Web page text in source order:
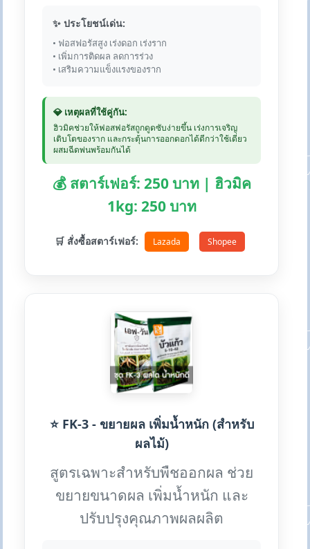
✨ ประโยชน์เด่น:
• ฟอสฟอรัสสูง เร่งดอก เร่งราก
• เพิ่มการติดผล ลดการร่วง
• เสริมความแข็งแรงของราก
💎 เหตุผลที่ใช้คู่กัน:
ฮิวมิคช่วยให้ฟอสฟอรัสถูกดูดซับง่ายขึ้น เร่งการเจริญ
เติบโตของราก และกระตุ้นการออกดอกได้ดีกว่าใช้เดี่ยว
ผสมฉีดพ่นพร้อมกันได้
💰 สตาร์เฟอร์: 250 บาท | ฮิวมิค
1kg: 250 บาท
🛒 สั่งซื้อสตาร์เฟอร์: Lazada Shopee
⭐ FK-3 - ขยายผล เพิ่มน้ำหนัก (สำหรับ
ผลไม้)
สูตรเฉพาะสำหรับพืชออกผล ช่วย
ขยายขนาดผล เพิ่มน้ำหนัก และ
ปรับปรุงคุณภาพผลผลิต